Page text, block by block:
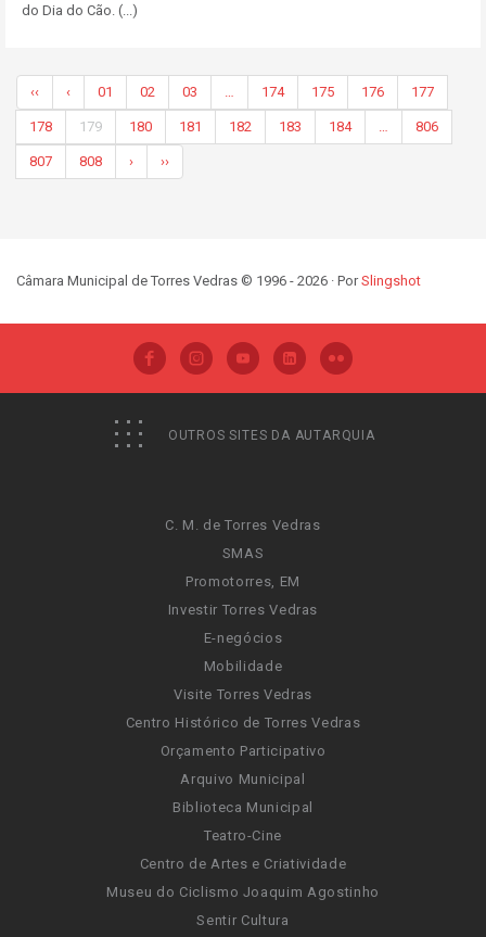
do Dia do Cão. (...)
‹‹ ‹ 01 02 03 174 175 176 177
178 179 180 181 182 183 184 806
807 808 › ››
Câmara Municipal de Torres Vedras © 1996 - 2026 · PorSlingshot
OUTROS SITES DA AUTARQUIA
C. M. de Torres Vedras
SMAS
Promotorres, EM
Investir Torres Vedras
E-negócios
Mobilidade
Visite Torres Vedras
Centro Histórico de Torres Vedras
Orçamento Participativo
Arquivo Municipal
Biblioteca Municipal
Teatro-Cine
Centro de Artes e Criatividade
Museu do Ciclismo Joaquim Agostinho
Sentir Cultura